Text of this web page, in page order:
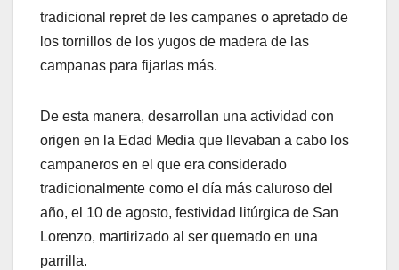
tradicional repret de les campanes o apretado de
los tornillos de los yugos de madera de las
campanas para fijarlas más.
De esta manera, desarrollan una actividad con
origen en la Edad Media que llevaban a cabo los
campaneros en el que era considerado
tradicionalmente como el día más caluroso del
año, el 10 de agosto, festividad litúrgica de San
Lorenzo, martirizado al ser quemado en una
parrilla.